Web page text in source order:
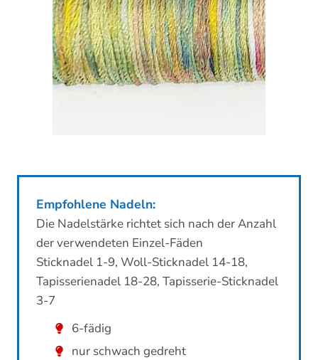
Empfohlene Nadeln:
Die Nadelstärke richtet sich nach der Anzahl
der verwendeten Einzel-Fäden
Sticknadel 1-9, Woll-Sticknadel 14-18,
Tapisserienadel 18-28, Tapisserie-Sticknadel
3-7
6-fädig
nur schwach gedreht